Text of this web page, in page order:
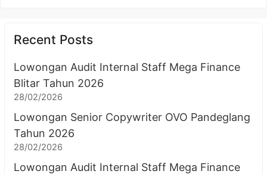
Recent Posts
Lowongan Audit Internal Staff Mega Finance
Blitar Tahun 2026
28/02/2026
Lowongan Senior Copywriter OVO Pandeglang
Tahun 2026
28/02/2026
Lowongan Audit Internal Staff Mega Finance